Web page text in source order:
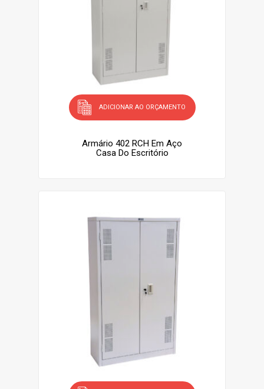
ADICIONAR AO ORÇAMENTO
Armário 402 RCH Em Aço
Casa Do Escritório